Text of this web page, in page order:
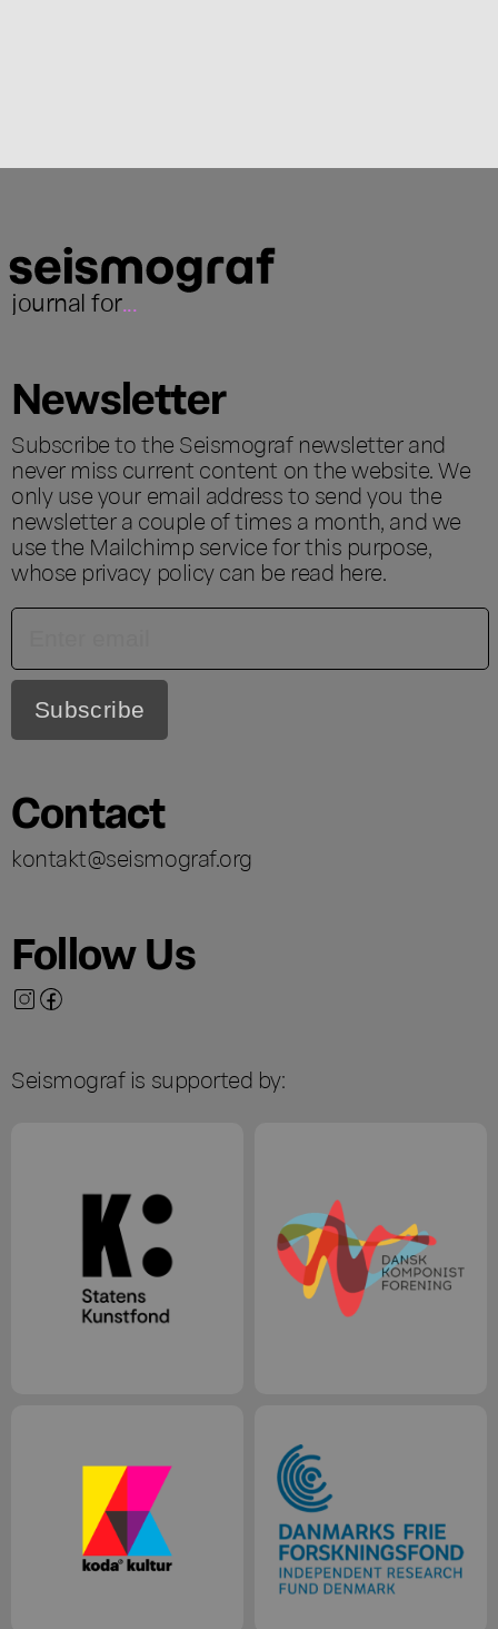
journal for...
Newsletter
Subscribe to the Seismograf newsletter and
never miss current content on the website. We
only use your email address to send you the
newsletter a couple of times a month, and we
use the Mailchimp service for this purpose,
whose privacy policy can be read here.
Contact
kontakt@seismograf.org
Follow Us
Seismograf is supported by: